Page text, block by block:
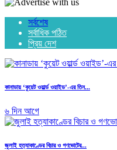
সর্বশেষ
সর্বাধিক পঠিত
প্রিয় দেশ
কানাডায় ‘কুয়েট ওয়ার্ল্ড ওয়াইড’-এর তিন...
৬ দিন আগে
জুলাই হত্যাকাণ্ডের বিচার ও গণভোটের...